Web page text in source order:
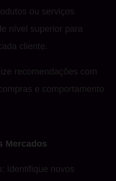
ou serviços
nível superior para
cliente.
recomendações com
e comportamento
Mercados
Identifique novos